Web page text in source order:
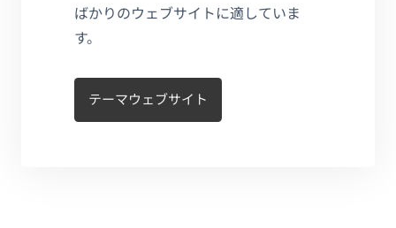
ばかりのウェブサイトに適していま
す。
テーマウェブサイト